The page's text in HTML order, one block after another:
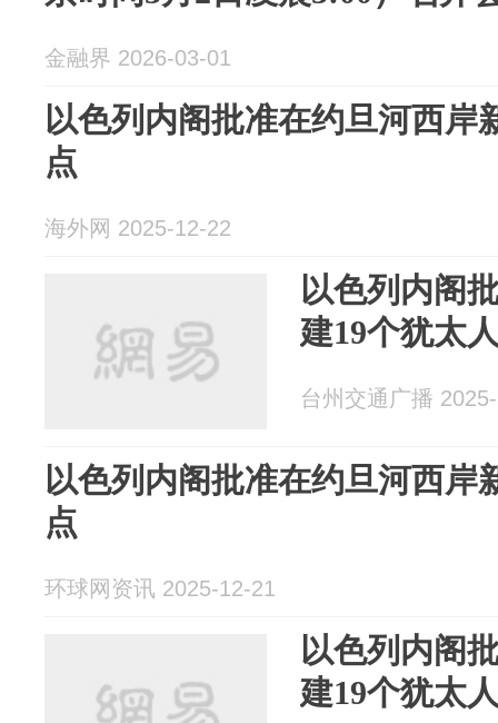
金融界 2026-03-01
以色列内阁批准在约旦河西岸
点
海外网 2025-12-22
以色列内阁
建19个犹太
台州交通广播
以色列内阁批准在约旦河西岸
点
环球网资讯 2025-12-21
以色列内阁
建19个犹太